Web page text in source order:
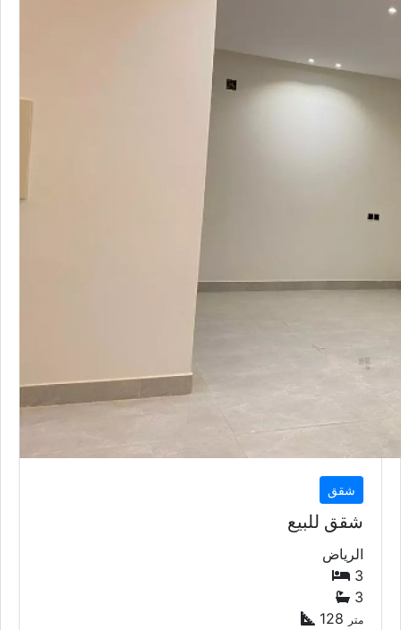
شقق
شقق للبيع
الرياض
3
3
128 متر